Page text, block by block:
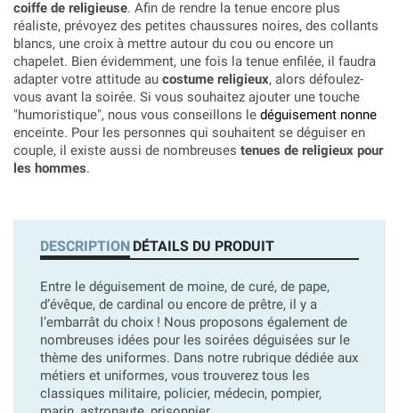
coiffe de religieuse. Afin de rendre la tenue encore plus
réaliste, prévoyez des petites chaussures noires, des collants
blancs, une croix à mettre autour du cou ou encore un
chapelet. Bien évidemment, une fois la tenue enfilée, il faudra
adapter votre attitude au costume religieux, alors défoulez-
vous avant la soirée. Si vous souhaitez ajouter une touche
"humoristique", nous vous conseillons le déguisement nonne
enceinte. Pour les personnes qui souhaitent se déguiser en
couple, il existe aussi de nombreuses tenues de religieux pour
les hommes.
DESCRIPTION DÉTAILS DU PRODUIT
Entre le déguisement de moine, de curé, de pape,
d’évêque, de cardinal ou encore de prêtre, il y a
l’embarrât du choix ! Nous proposons également de
nombreuses idées pour les soirées déguisées sur le
thème des uniformes. Dans notre rubrique dédiée aux
métiers et uniformes, vous trouverez tous les
classiques militaire, policier, médecin, pompier,